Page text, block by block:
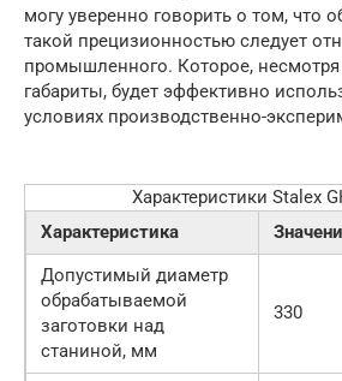
могу уверенно говорить о том, что
такой прецизионностью следует
промышленного. Которое,
габариты, будет эффективно
условиях производственно-
Характеристики Stalex
Характеристика
Допустимый диаметр
обрабатываемой
заготовки над
станиной, мм
330